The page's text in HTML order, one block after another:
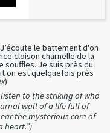
le battement d'on
cloison charnelle de la
souffles. Je suis près du
on est quelquefois près
)
to the striking of who
wall of a life full of
the mysterious core of
heart.”)